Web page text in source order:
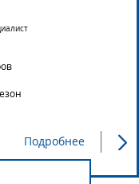
Подробнее